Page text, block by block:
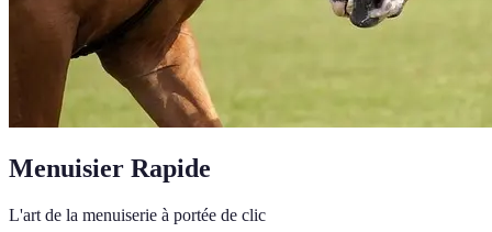
Menuisier Rapide
L'art de la menuiserie à portée de clic